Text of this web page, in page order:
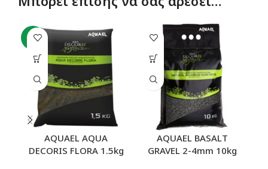
-8%
AQUAEL AQUA
DECORIS FLORA 1.5kg
AQUAEL BASALT
GRAVEL 2-4mm 10kg